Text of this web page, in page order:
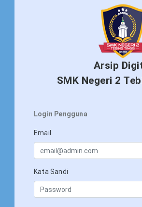
Arsip
SMK Negeri 2
Login Pengguna
Email
Kata Sandi